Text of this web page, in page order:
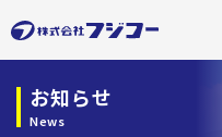
お知らせ
News